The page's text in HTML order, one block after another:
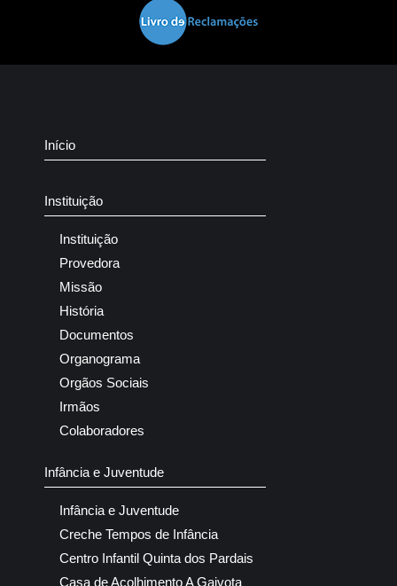
Início
Instituição
Instituição
Provedora
Missão
História
Documentos
Organograma
Orgãos Sociais
Irmãos
Colaboradores
Infância e Juventude
Infância e Juventude
Creche Tempos de Infância
Centro Infantil Quinta dos Pardais
Casa de Acolhimento A Gaivota